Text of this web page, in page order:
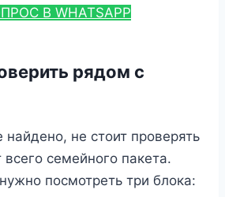
В WHATSAPP
рядом с
не стоит проверять
всего семейного пакета.
посмотреть три блока: